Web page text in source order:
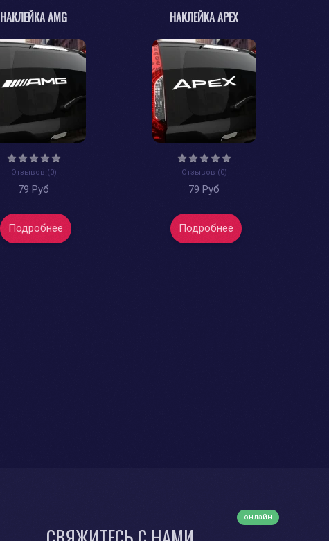
НАКЛЕЙКА AMG
Отзывов (0)
79 Руб
Подробнее
НАКЛЕЙКА APEX
Отзывов (0)
79 Руб
Подробнее
онлайн